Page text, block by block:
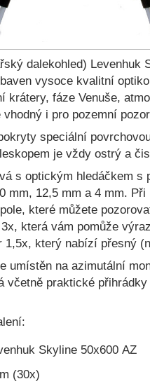
306
dalekohled)
vysoce kvalitní
krátery, fáze Venuše,
vhodný i pro pozemní
speciální
je vždy ostrý a
s optickým hledáčkem
mm, 12,5 mm a 4 mm.
které můžete
která vám pomůže
který nabízí přesný
umístěn na azimutální
včetně praktické
Skyline 50х600 AZ
(30x)